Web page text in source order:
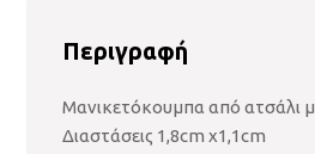
Περιγραφή
Μανικετόκουμπα από ατσάλι
Διαστάσεις 1,8cm x1,1cm